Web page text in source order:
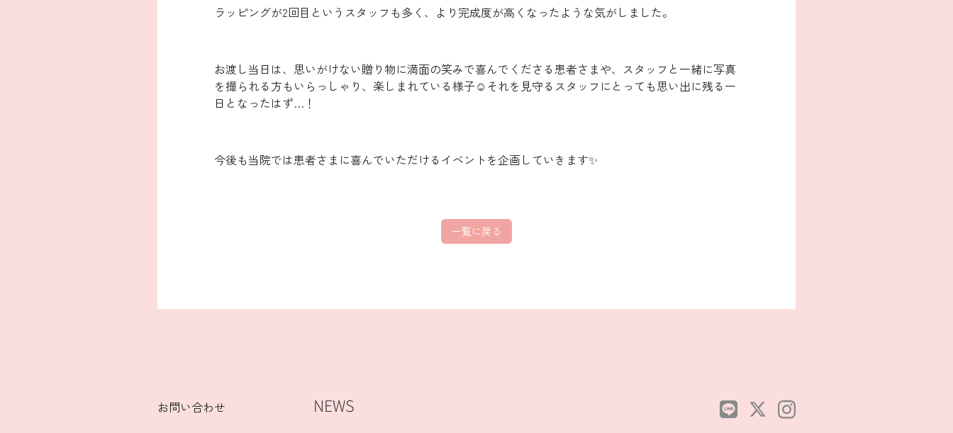
ラッピングが2回目というスタッフも多く、より完成度が高くなったような気がしました。
お渡し当日は、思いがけない贈り物に満面の笑みで喜んでくださる患者さまや、スタッフと一緒に写真
を撮られる方もいらっしゃり、楽しまれている様子☺それを見守るスタッフにとっても思い出に残る一
日となったはず…！
今後も当院では患者さまに喜んでいただけるイベントを企画していきます✨
一覧に戻る
お問い合わせ
NEWS